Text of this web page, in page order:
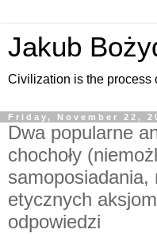
Jakub
Civilization is the process
Friday, November 22,
Dwa popularne
chochoły
samoposiadania,
etycznych
odpowiedzi